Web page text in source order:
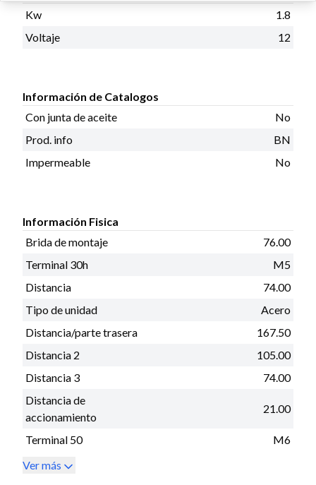
Kw
1.8
Voltaje
12
Información de Catalogos
Con junta de aceite
No
Prod. info
BN
Impermeable
No
Información Fisica
Brida de montaje
76.00
Terminal 30h
M5
Distancia
74.00
Tipo de unidad
Acero
Distancia/parte trasera
167.50
Distancia 2
105.00
Distancia 3
74.00
Distancia de
accionamiento
21.00
Terminal 50
M6
Ver más